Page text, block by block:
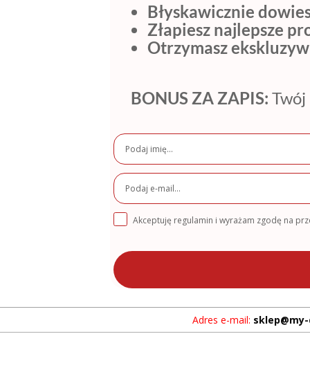
Błyskawicznie
Złapiesz najlepsze
Otrzymasz
BONUS ZA ZAPIS: Twój
Akceptuję regulamin i wyrażam zgodę na
Adres e-mail: